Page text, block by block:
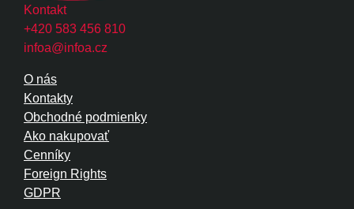
Kontakt
+420 583 456 810
infoa@infoa.cz
O nás
Kontakty
Obchodné podmienky
Ako nakupovať
Cenníky
Foreign Rights
GDPR